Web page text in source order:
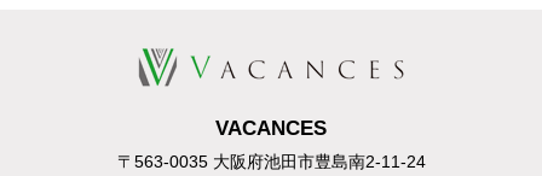
VACANCES
〒563-0035 大阪府池田市豊島南2-11-24